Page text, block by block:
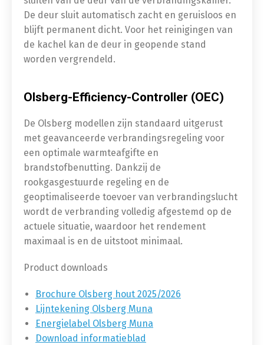
De deur sluit automatisch zacht en geruisloos en
blijft permanent dicht. Voor het reinigingen van
de kachel kan de deur in geopende stand
worden vergrendeld.
Olsberg-Efficiency-Controller (OEC)
De Olsberg modellen zijn standaard uitgerust
met geavanceerde verbrandingsregeling voor
een optimale warmteafgifte en
brandstofbenutting. Dankzij de
rookgasgestuurde regeling en de
geoptimaliseerde toevoer van verbrandingslucht
wordt de verbranding volledig afgestemd op de
actuele situatie, waardoor het rendement
maximaal is en de uitstoot minimaal.
Product downloads
Brochure Olsberg hout 2025/2026
Lijntekening Olsberg Muna
Energielabel Olsberg Muna
Download informatieblad